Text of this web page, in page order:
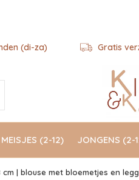
MEISJES (2-12) JONGENS (2-
(di-za) Gratis
| blouse met bloemetjes en